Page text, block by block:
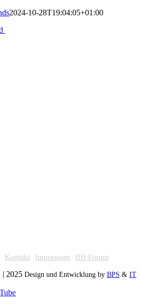
2024-10-28T19:04:05+01:00
Kontakt Impressum BH Forum
2025 Design und Entwicklung by BPS & IT